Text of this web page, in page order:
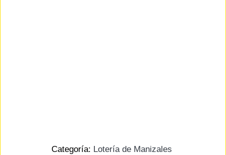
Categoría: Lotería de Manizales